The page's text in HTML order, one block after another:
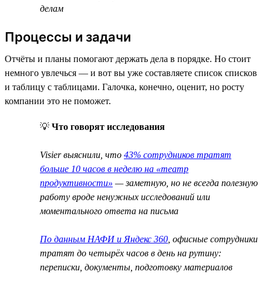
делам
Процессы и задачи
Отчёты и планы помогают держать дела в порядке. Но стоит
немного увлечься — и вот вы уже составляете список списков
и таблицу с таблицами. Галочка, конечно, оценит, но росту
компании это не поможет.
💡 Что говорят исследования
Visier выяснили, что 43% сотрудников тратят
больше 10 часов в неделю на «театр
продуктивности» — заметную, но не всегда полезную
работу вроде ненужных исследований или
моментального ответа на письма
По данным НАФИ и Яндекс 360 , офисные сотрудники
тратят до четырёх часов в день на рутину:
переписки, документы, подготовку материалов